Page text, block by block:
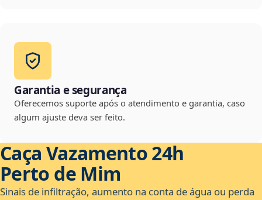
Garantia e segurança
Oferecemos suporte após o atendimento e garantia, caso
algum ajuste deva ser feito.
Caça Vazamento 24h
Perto de Mim
Sinais de infiltração, aumento na conta de água ou perda